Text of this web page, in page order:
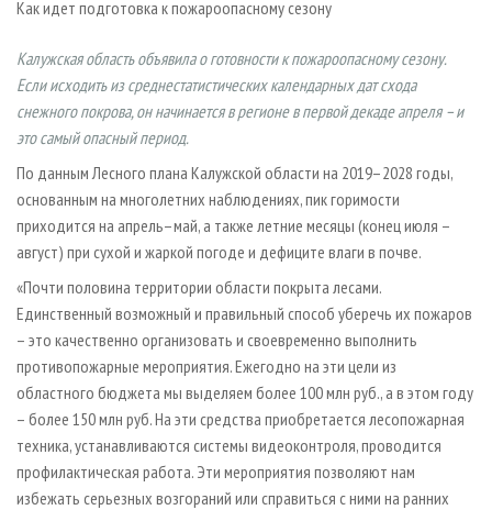
СУШКА ДРЕВЕСИНЫ
ПРОИЗВОДСТВО ДРЕВЕСНЫХ ПЛИТ
ДЕРЕВЯННОЕ ДОМОСТРОЕНИЕ
ПРОИЗВОДСТВО МЕБЕЛИ
ЦБП
ИНСТРУМЕНТ И МАТЕРИАЛЫ
ПЕРСОНЫ
МОБИЛЬНЫЕ ВЫСТАВКИ
ОФИЦИАЛЬНЫЕ ДЕЛЕГАЦИИ
ПРИОРИТЕТНЫЕ ИНВЕСТПРОЕКТЫ
RUSSIAN FORESTRY REVIEW
ГАЗЕТА ЛЕСПРОМФОРУМ
БИБЛИОТЕКА СПЕЦИАЛИСТА
КОНТАКТЫ
РЕКЛАМА
РЕКЛАМА НА САЙТЕ
Как идет подготовка к пожароопасному сезону
Калужская область объявила о готовности к пожароопасному сезону.
Если исходить из среднестатистических календарных дат схода
снежного покрова, он начинается в регионе в первой декаде апреля – и
это самый опасный период.
По данным Лесного плана Калужской области на 2019–2028 годы,
основанным на многолетних наблюдениях, пик горимости
приходится на апрель–май, а также летние месяцы (конец июля –
август) при сухой и жаркой погоде и дефиците влаги в почве.
«Почти половина территории области покрыта лесами.
Единственный возможный и правильный способ уберечь их пожаров
– это качественно организовать и своевременно выполнить
противопожарные мероприятия. Ежегодно на эти цели из
областного бюджета мы выделяем более 100 млн руб., а в этом году
– более 150 млн руб. На эти средства приобретается лесопожарная
техника, устанавливаются системы видеоконтроля, проводится
профилактическая работа. Эти мероприятия позволяют нам
избежать серьезных возгораний или справиться с ними на ранних